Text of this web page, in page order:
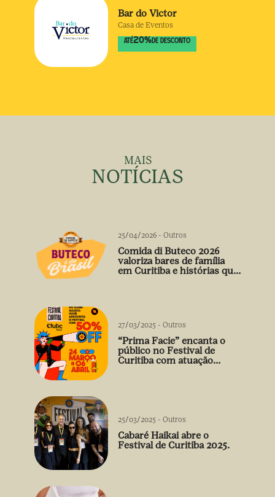
Bar do Victor
Casa de Eventos
ATÉ20% DE DESCONTO
MAIS
NOTÍCIAS
25/04/2026 - Outros
Comida di Buteco 2026
valoriza bares de família
em Curitiba e histórias que
27/03/2025 - Outros
“Prima Facie” encanta o
público no Festival de
Curitiba com atuação
25/03/2025 - Outros
Cabaré Haikai abre o
Festival de Curitiba 2025.